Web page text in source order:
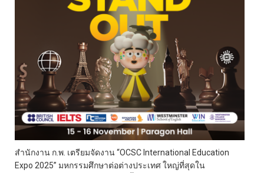
สำนักงาน ก.พ. เตรียมจัดงาน “OCSC International Education
Expo 2025” มหกรรมศึกษาต่อต่างประเทศ ใหญ่ที่สุดใน